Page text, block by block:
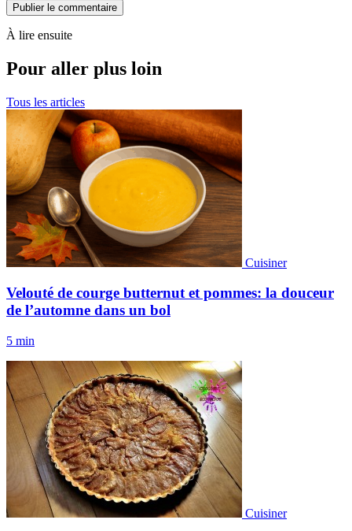
Publier le commentaire
À lire ensuite
Pour aller plus loin
Tous les articles
Cuisiner
Velouté de courge butternut et pommes: la douceur
de l’automne dans un bol
5 min
Cuisiner